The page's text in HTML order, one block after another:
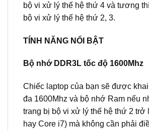
bộ vi xử lý thế hệ thứ 4 và tương
bộ vi xử lý thế hệ thứ 2, 3.
TÍNH NĂNG NỔI BẬT
Bộ nhớ DDR3L tốc độ 1600Mhz
Chiếc laptop của bạn sẽ được
đa 1600Mhz và bộ nhớ Ram nếu
trang bị bộ vi xử lý thế hệ thứ 2 trở
hay Core i7) mà không cần phải